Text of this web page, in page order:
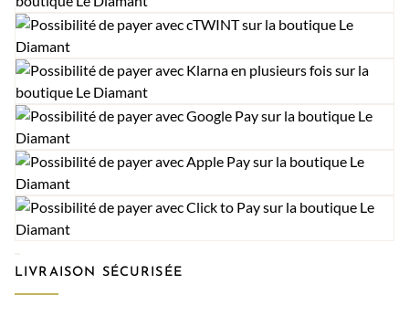
LIVRAISON SÉCURISÉE